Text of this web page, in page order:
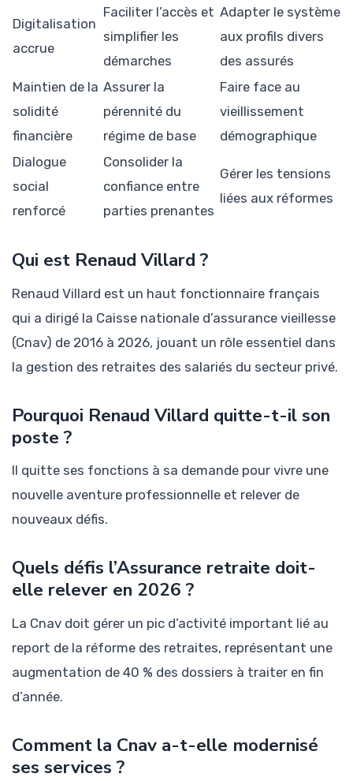
Digitalisation
accrue
Faciliter l’accès et
simplifier les
démarches
Adapter le système
aux profils divers
des assurés
Maintien de la
solidité
financière
Assurer la
pérennité du
régime de base
Faire face au
vieillissement
démographique
Dialogue
social
renforcé
Consolider la
confiance entre
parties prenantes
Gérer les tensions
liées aux réformes
Qui est Renaud Villard ?
Renaud Villard est un haut fonctionnaire français
qui a dirigé la Caisse nationale d’assurance vieillesse
(Cnav) de 2016 à 2026, jouant un rôle essentiel dans
la gestion des retraites des salariés du secteur privé.
Pourquoi Renaud Villard quitte-t-il son
poste ?
Il quitte ses fonctions à sa demande pour vivre une
nouvelle aventure professionnelle et relever de
nouveaux défis.
Quels défis l’Assurance retraite doit-
elle relever en 2026 ?
La Cnav doit gérer un pic d’activité important lié au
report de la réforme des retraites, représentant une
augmentation de 40 % des dossiers à traiter en fin
d’année.
Comment la Cnav a-t-elle modernisé
ses services ?